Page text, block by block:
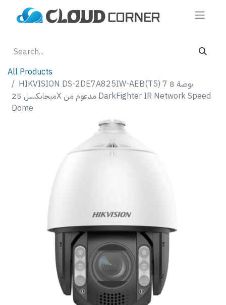
All Products
HIKVISION DS-2DE7A825IW-AEB(T5) 7 بوصة 8
ميجابكسل 25X مدعوم من DarkFighter IR Network Speed ​​
Dome